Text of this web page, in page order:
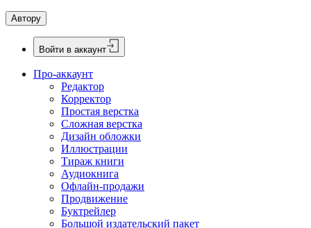
Автору
Войти в аккаунт
Про-аккаунт
Редактор
Корректор
Простая верстка
Сложная верстка
Дизайн обложки
Иллюстрации
Тираж книги
Аудиокнига
Офлайн-продажи
Продвижение
Буктрейлер
Большой издательский пакет